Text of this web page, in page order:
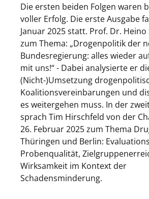
Die ersten beiden Folgen waren
voller Erfolg. Die erste Ausgabe
Januar 2025 statt. Prof. Dr.
zum Thema: „Drogenpolitik der
Bundesregierung: alles wieder
mit uns!“ - Dabei analysierte er
(Nicht-)Umsetzung
Koalitionsvereinbarungen und
es weitergehen muss. In der
sprach Tim Hirschfeld von der
26. Februar 2025 zum Thema
Thüringen und Berlin:
Probenqualität,
Wirksamkeit im Kontext der
Schadensminderung.